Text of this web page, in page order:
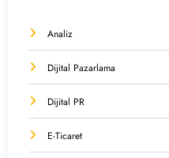
Analiz
Dijital Pazarlama
Dijital PR
E-Ticaret